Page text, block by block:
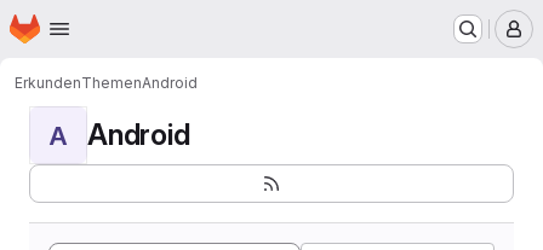
Zum Hauptinhalt springen
Startseite
ErkundenThemenAndroid
A Android